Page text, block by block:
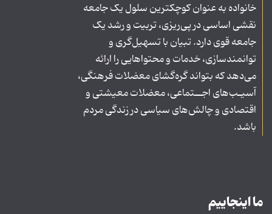
خانواده به عنوان کوچکترین سلول یک جامعه
نقشی اساسی در پی‌ریزی، تربیت و رشد یک
جامعه قوی دارد. تبیان با تسهیل‌گری و
توانمندسازی، خدمات و محتواهایی را ارائه
می‌دهد که بتواند گره‌گشای معضلات فرهنگی،
آسیـب‌های اجــتماعی، معضلات معیشتی و
اقتصادی و چالش‌های سیاسی در زندگی مردم
باشد.
ما اینجاییم